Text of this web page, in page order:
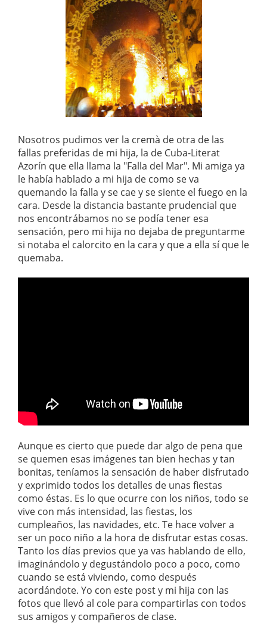
Nosotros pudimos ver la cremà de otra de las
fallas preferidas de mi hija, la de Cuba-Literat
Azorín que ella llama la "Falla del Mar". Mi amiga ya
le había hablado a mi hija de como se va
quemando la falla y se cae y se siente el fuego en la
cara. Desde la distancia bastante prudencial que
nos encontrábamos no se podía tener esa
sensación, pero mi hija no dejaba de preguntarme
si notaba el calorcito en la cara y que a ella sí que le
quemaba.
Aunque es cierto que puede dar algo de pena que
se quemen esas imágenes tan bien hechas y tan
bonitas, teníamos la sensación de haber disfrutado
y exprimido todos los detalles de unas fiestas
como éstas. Es lo que ocurre con los niños, todo se
vive con más intensidad, las fiestas, los
cumpleaños, las navidades, etc. Te hace volver a
ser un poco niño a la hora de disfrutar estas cosas.
Tanto los días previos que ya vas hablando de ello,
imaginándolo y degustándolo poco a poco, como
cuando se está viviendo, como después
acordándote. Yo con este post y mi hija con las
fotos que llevó al cole para compartirlas con todos
sus amigos y compañeros de clase.